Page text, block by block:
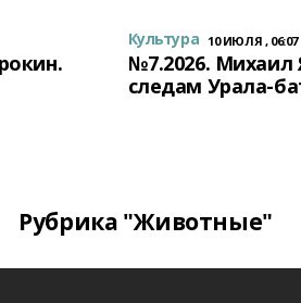
Культура 10 ИЮЛЯ , 06:07
№7.2026. Михаил
следам Урала-
Рубрика "Животные"